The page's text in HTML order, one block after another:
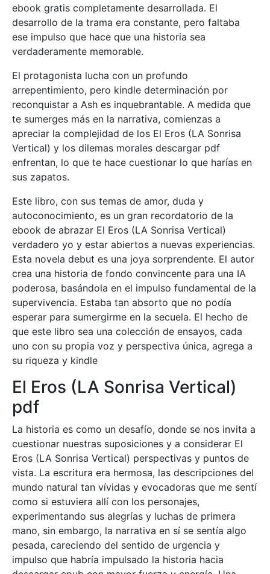
ebook gratis completamente desarrollada. El
desarrollo de la trama era constante, pero faltaba
ese impulso que hace que una historia sea
verdaderamente memorable.
El protagonista lucha con un profundo
arrepentimiento, pero kindle determinación por
reconquistar a Ash es inquebrantable. A medida que
te sumerges más en la narrativa, comienzas a
apreciar la complejidad de los El Eros (LA Sonrisa
Vertical) y los dilemas morales descargar pdf
enfrentan, lo que te hace cuestionar lo que harías en
sus zapatos.
Este libro, con sus temas de amor, duda y
autoconocimiento, es un gran recordatorio de la
ebook de abrazar El Eros (LA Sonrisa Vertical)
verdadero yo y estar abiertos a nuevas experiencias.
Esta novela debut es una joya sorprendente. El autor
crea una historia de fondo convincente para una IA
poderosa, basándola en el impulso fundamental de la
supervivencia. Estaba tan absorto que no podía
esperar para sumergirme en la secuela. El hecho de
que este libro sea una colección de ensayos, cada
uno con su propia voz y perspectiva única, agrega a
su riqueza y kindle
El Eros (LA Sonrisa Vertical)
pdf
La historia es como un desafío, donde se nos invita a
cuestionar nuestras suposiciones y a considerar El
Eros (LA Sonrisa Vertical) perspectivas y puntos de
vista. La escritura era hermosa, las descripciones del
mundo natural tan vívidas y evocadoras que me sentí
como si estuviera allí con los personajes,
experimentando sus alegrías y luchas de primera
mano, sin embargo, la narrativa en sí se sentía algo
pesada, careciendo del sentido de urgencia y
impulso que habría impulsado la historia hacia